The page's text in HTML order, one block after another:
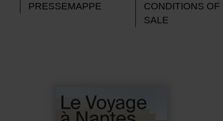
PRESSEMAPPE
CONDITIONS OF
SALE